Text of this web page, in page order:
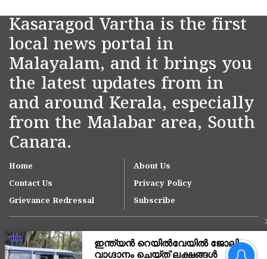
Kasaragod Vartha is the first
local news portal in
Malayalam, and it brings you
the latest updates from in
and around Kerala, especially
from the Malabar area, South
Canara.
Home
About Us
Contact Us
Privacy Policy
Grievance Redressal
Subscribe